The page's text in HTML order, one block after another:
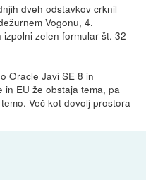
dveh odstavkov crknil
Vogonu, 4.
zelen formular št. 32
Oracle Javi SE 8 in
in EU že obstaja tema, pa
Več kot dovolj prostora